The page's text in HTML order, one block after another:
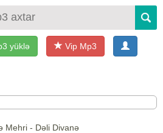
yüklə Vip Mp3
Mehri - Dəli Divanə